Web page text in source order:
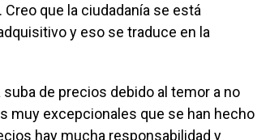
que la ciudadanía se está
y eso se traduce en la
de precios debido al temor a no
muy excepcionales que se han hecho
hay mucha responsabilidad y